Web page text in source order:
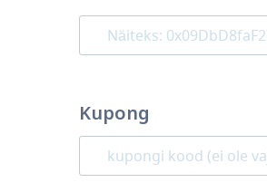
Kupong